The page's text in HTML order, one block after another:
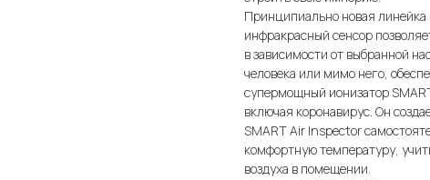
Принципиально новая линейка
инфракрасный сенсор
в зависимости от выбранной
человека или мимо него,
супермощный ионизатор
включая коронавирус. Он
SMART Air Inspector
комфортную температуру,
воздуха в помещении.